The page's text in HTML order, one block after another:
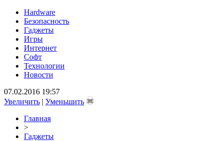
Hardware
Безопасность
Гаджеты
Игры
Интернет
Софт
Технологии
Новости
07.02.2016 19:57
Увеличить | Уменьшить
Главная
>
Гаджеты